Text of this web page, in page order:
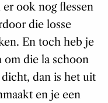
ook nog flessen
die losse
En toch heb je
die la schoon
dicht, dan is het uit
en je een